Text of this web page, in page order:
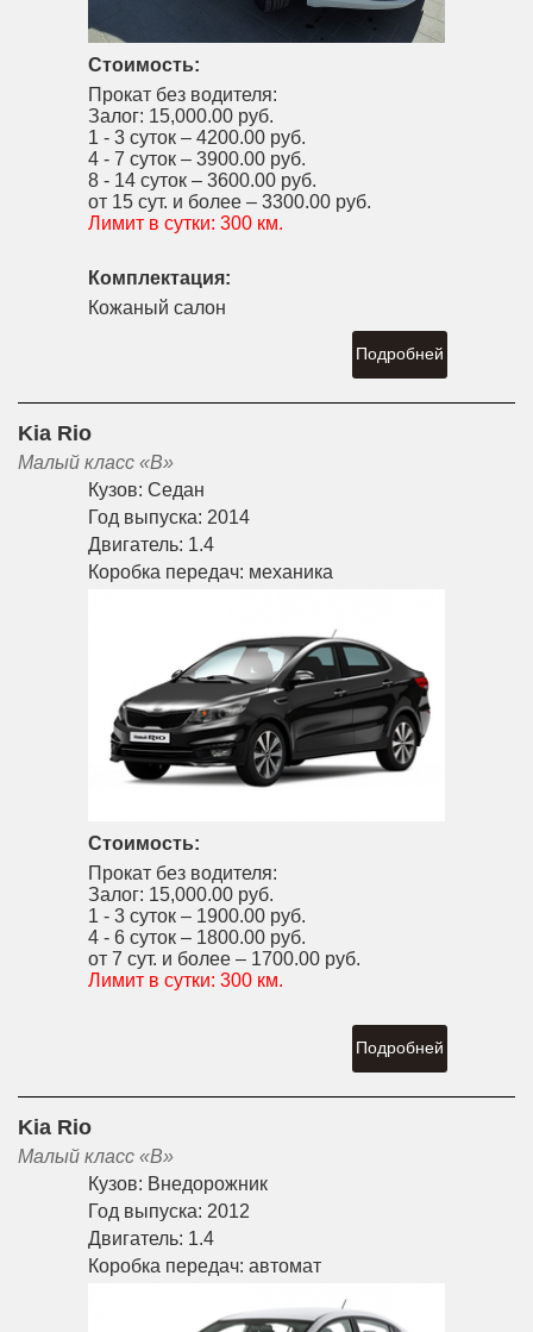
Стоимость:
Прокат без водителя:
Залог: 15,000.00 руб.
1 - 3 суток – 4200.00 руб.
4 - 7 суток – 3900.00 руб.
8 - 14 суток – 3600.00 руб.
от 15 сут. и более – 3300.00 руб.
Лимит в сутки: 300 км.
Комплектация:
Кожаный салон
Подробней
Kia Rio
Малый класс «B»
Кузов: Седан
Год выпуска: 2014
Двигатель: 1.4
Коробка передач: механика
Стоимость:
Прокат без водителя:
Залог: 15,000.00 руб.
1 - 3 суток – 1900.00 руб.
4 - 6 суток – 1800.00 руб.
от 7 сут. и более – 1700.00 руб.
Лимит в сутки: 300 км.
Подробней
Kia Rio
Малый класс «B»
Кузов: Внедорожник
Год выпуска: 2012
Двигатель: 1.4
Коробка передач: автомат